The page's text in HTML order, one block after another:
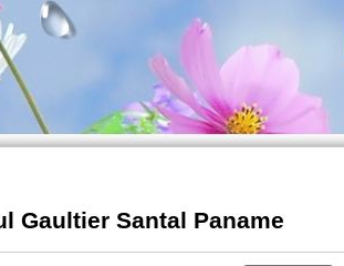
Gaultier Santal Paname